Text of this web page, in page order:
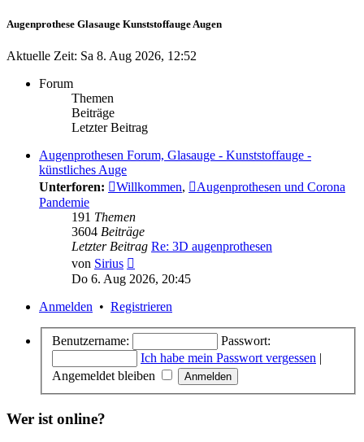
Augenprothese Glasauge Kunststoffauge Augen
Aktuelle Zeit: Sa 8. Aug 2026, 12:52
Forum
Themen
Beiträge
Letzter Beitrag
Augenprothesen Forum, Glasauge - Kunststoffauge -
künstliches Auge
Unterforen:
Willkommen,
Augenprothesen und Corona
Pandemie
191 Themen
3604 Beiträge
Letzter Beitrag Re: 3D augenprothesen
von Sirius
Beitrag
Do 6. Aug 2026, 20:45
Anmelden • Registrieren
Benutzername:
Passwort:
Ich habe mein Passwort vergessen |
Angemeldet bleiben
Wer ist online?